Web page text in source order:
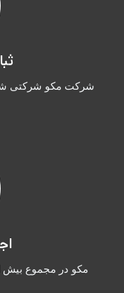
شرکت مکو شرکتی